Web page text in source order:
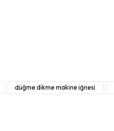
düğme dikme makine iğnesi